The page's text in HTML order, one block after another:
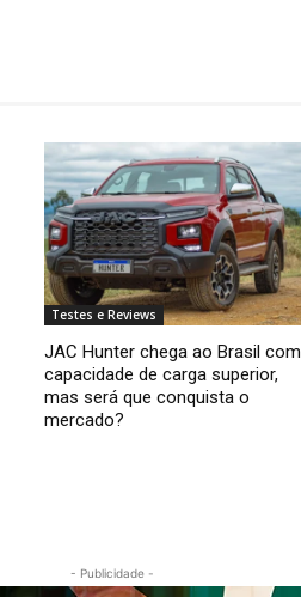
Testes e Reviews
JAC Hunter chega ao Brasil com
capacidade de carga superior,
mas será que conquista o
mercado?
- Publicidade -